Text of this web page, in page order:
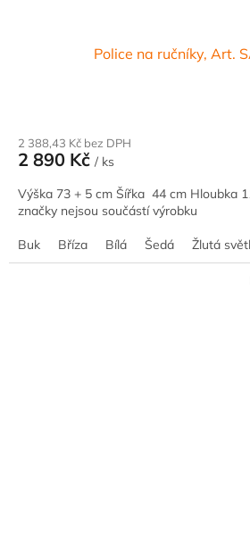
Police na ručníky, Art.
2 388,43 Kč bez DPH
2 890 Kč / ks
Výška 73 + 5 cm Šířka 44 cm Hloubka
značky nejsou součástí výrobku
Buk Bříza Bílá Šedá Žlutá